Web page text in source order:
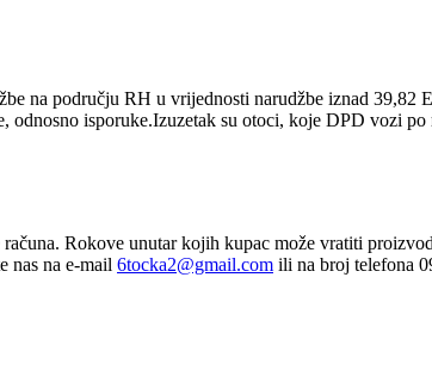
na području RH u vrijednosti narudžbe iznad
odnosno isporuke.Izuzetak su otoci, koje DPD vozi
Rokove unutar kojih kupac može vratiti
nas na e-mail 6tocka2@gmail.com ili na broj telefona